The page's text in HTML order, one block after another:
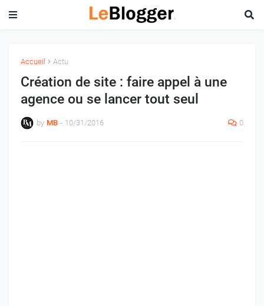
Accueil Actu
Création de site : faire appel à une
agence ou se lancer tout seul
by MB - 10/31/2016 0